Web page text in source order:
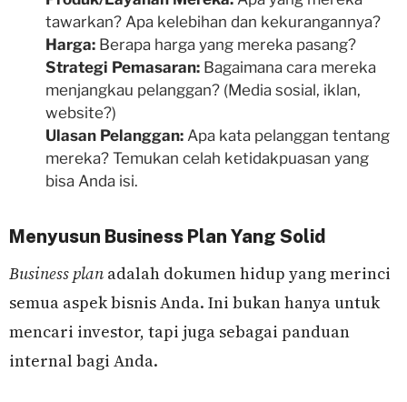
tawarkan? Apa kelebihan dan kekurangannya?
Harga: Berapa harga yang mereka pasang?
Strategi Pemasaran: Bagaimana cara mereka
menjangkau pelanggan? (Media sosial, iklan,
website?)
Ulasan Pelanggan: Apa kata pelanggan tentang
mereka? Temukan celah ketidakpuasan yang
bisa Anda isi.
Menyusun Business Plan Yang Solid
Business plan adalah dokumen hidup yang merinci
semua aspek bisnis Anda. Ini bukan hanya untuk
mencari investor, tapi juga sebagai panduan
internal bagi Anda.